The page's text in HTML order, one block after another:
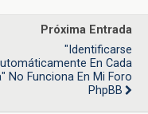
Próxima Entrada
"Identificarse
En Cada
No Funciona En Mi Foro
PhpBB